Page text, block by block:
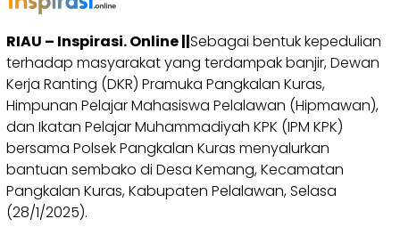
RIAU – Inspirasi. Online ||Sebagai bentuk kepedulian
terhadap masyarakat yang terdampak banjir, Dewan
Kerja Ranting (DKR) Pramuka Pangkalan Kuras,
Himpunan Pelajar Mahasiswa Pelalawan (Hipmawan),
dan Ikatan Pelajar Muhammadiyah KPK (IPM KPK)
bersama Polsek Pangkalan Kuras menyalurkan
bantuan sembako di Desa Kemang, Kecamatan
Pangkalan Kuras, Kabupaten Pelalawan, Selasa
(28/1/2025).